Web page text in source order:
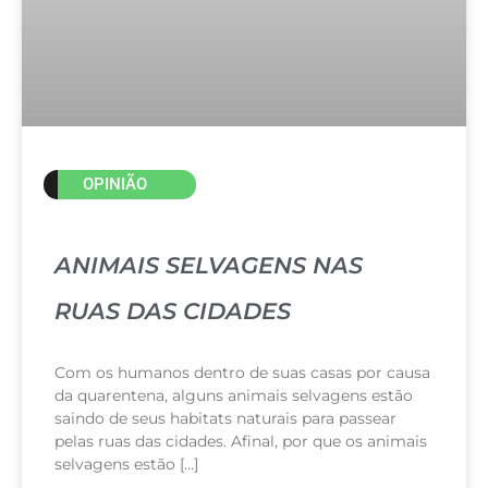
OPINIÃO
ANIMAIS SELVAGENS NAS
RUAS DAS CIDADES
Com os humanos dentro de suas casas por causa
da quarentena, alguns animais selvagens estão
saindo de seus habitats naturais para passear
pelas ruas das cidades. Afinal, por que os animais
selvagens estão […]